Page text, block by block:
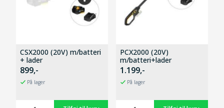
CSX2000 (20V) m/batteri
+ lader
899,-
På lager
PCX2000 (20V)
m/batteri+lader
1.199,-
På lager